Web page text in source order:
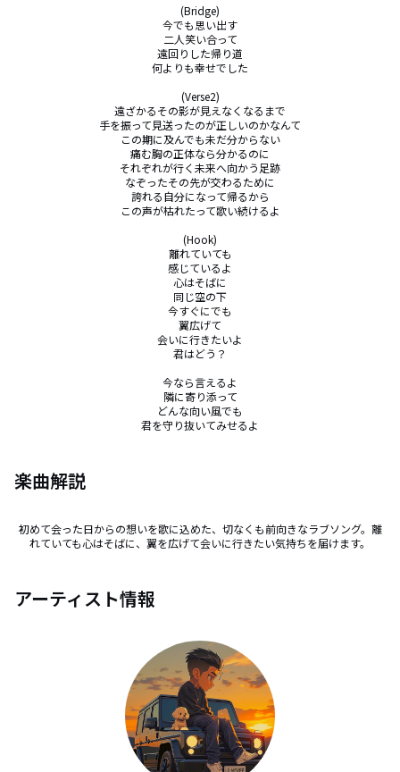
(Bridge)
今でも思い出す
二人笑い合って
遠回りした帰り道
何よりも幸せでした
(Verse2)
遠ざかるその影が見えなくなるまで
手を振って見送ったのが正しいのかなんて
この期に及んでも未だ分からない
痛む胸の正体なら分かるのに
それぞれが行く未来へ向かう足跡
なぞったその先が交わるために
誇れる自分になって帰るから
この声が枯れたって歌い続けるよ
(Hook)
離れていても
感じているよ
心はそばに
同じ空の下
今すぐにでも
翼広げて
会いに行きたいよ
君はどう？
今なら言えるよ
隣に寄り添って
どんな向い風でも
君を守り抜いてみせるよ
楽曲解説
初めて会った日からの想いを歌に込めた、切なくも前向きなラブソング。離
れていても心はそばに、翼を広げて会いに行きたい気持ちを届けます。
アーティスト情報